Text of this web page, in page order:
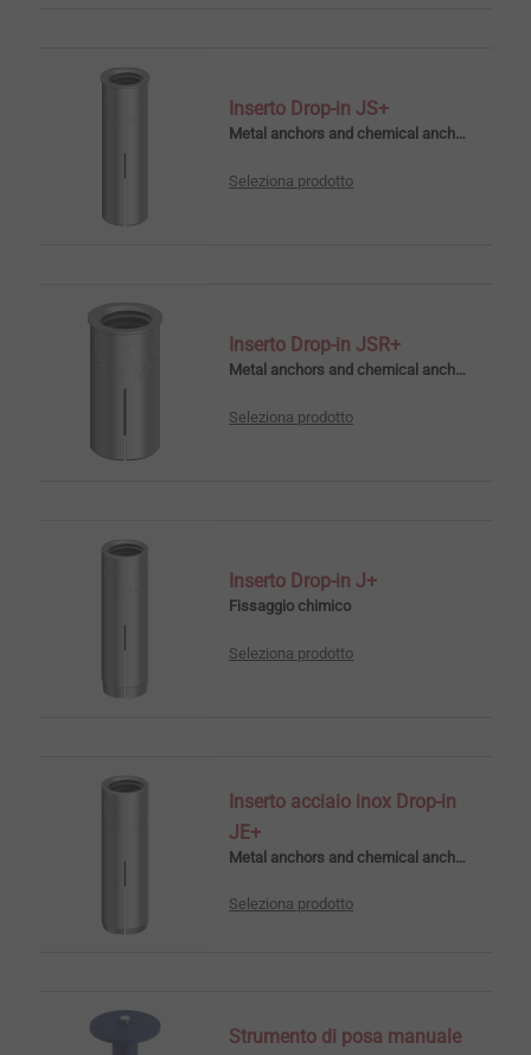
Inserto Drop-in JS+
Metal anchors and chemical anchors
Seleziona prodotto
Inserto Drop-in JSR+
Metal anchors and chemical anchors
Seleziona prodotto
Inserto Drop-in J+
Fissaggio chimico
Seleziona prodotto
Inserto acciaio inox Drop-in
JE+
Metal anchors and chemical anchors
Seleziona prodotto
Strumento di posa manuale